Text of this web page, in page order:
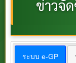
ข่าวจั
ระบบ e-GP